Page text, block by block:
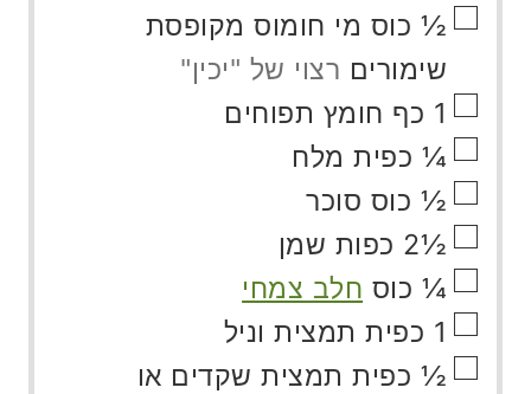
▢
½ כוס מי חומוס מקופסת
שימורים רצוי של "יכין"
▢
1 כף חומץ תפוחים
▢
¼ כפית מלח
▢
½ כוס סוכר
▢
½2 כפות שמן
▢
¼ כוס חלב צמחי
▢
1 כפית תמצית וניל
▢
½ כפית תמצית שקדים או